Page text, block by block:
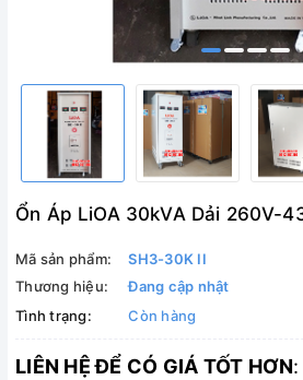
Ổn Áp LiOA 30kVA Dải 260V-
Mã sản phẩm:
SH3-30K II
Thương hiệu:
Đang cập nhật
Tình trạng:
Còn hàng
LIÊN HỆ ĐỂ CÓ GIÁ TỐT HƠN